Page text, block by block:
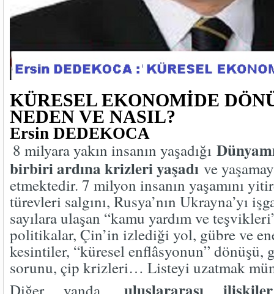
KÜRESEL EKONOMİDE
NEDEN VE NASIL?
Ersin DEDEKOCA
8 milyara yakın insanın yaşadığı
birbiri ardına krizleri yaşadı ve
etmektedir. 7 milyon insanın yaşamını
türevleri salgını, Rusya’nın Ukrayna’yı
sayılara ulaşan “kamu yardım ve
politikalar, Çin’in izlediği yol, gübre ve
kesintiler, “küresel enflâsyonun” dönüşü,
sorunu, çip krizleri… Listeyi uzatmak